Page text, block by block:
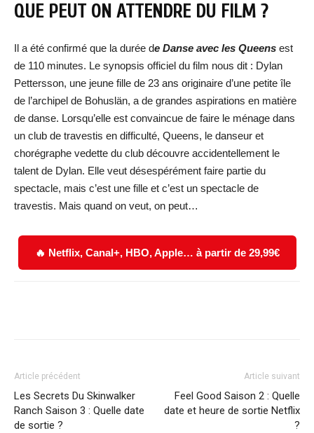
QUE PEUT ON ATTENDRE DU FILM ?
Il a été confirmé que la durée de Danse avec les Queens est
de 110 minutes. Le synopsis officiel du film nous dit : Dylan
Pettersson, une jeune fille de 23 ans originaire d’une petite île
de l’archipel de Bohuslän, a de grandes aspirations en matière
de danse. Lorsqu’elle est convaincue de faire le ménage dans
un club de travestis en difficulté, Queens, le danseur et
chorégraphe vedette du club découvre accidentellement le
talent de Dylan. Elle veut désespérément faire partie du
spectacle, mais c’est une fille et c’est un spectacle de
travestis. Mais quand on veut, on peut…
🔥 Netflix, Canal+, HBO, Apple… à partir de 29,99€
Article précédent
Les Secrets Du Skinwalker
Ranch Saison 3 : Quelle date
de sortie ?
Article suivant
Feel Good Saison 2 : Quelle
date et heure de sortie Netflix
?